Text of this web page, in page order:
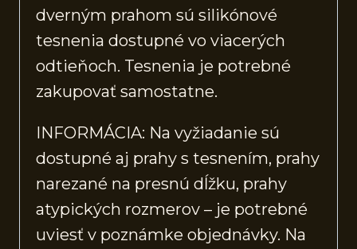
dverným prahom sú silikónové
tesnenia dostupné vo viacerých
odtieňoch. Tesnenia je potrebné
zakupovať samostatne.
INFORMÁCIA: Na vyžiadanie sú
dostupné aj prahy s tesnením, prahy
narezané na presnú dĺžku, prahy
atypických rozmerov – je potrebné
uviesť v poznámke objednávky. Na